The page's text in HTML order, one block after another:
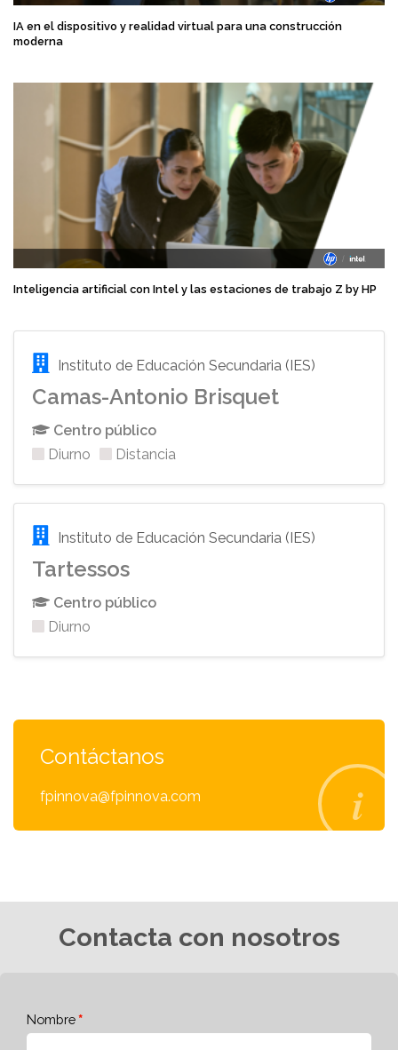
IA en el dispositivo y realidad virtual para una construcción
moderna
Inteligencia artificial con Intel y las estaciones de trabajo Z by HP
Instituto de Educación Secundaria (IES)
Camas-Antonio Brisquet
Centro público
Diurno
Distancia
Instituto de Educación Secundaria (IES)
Tartessos
Centro público
Diurno
Contáctanos
fpinnova@fpinnova.com
Contacta con nosotros
Nombre